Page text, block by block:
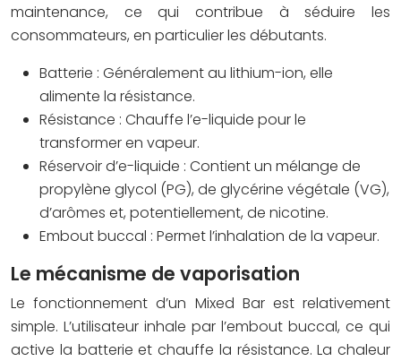
maintenance, ce qui contribue à séduire les
consommateurs, en particulier les débutants.
Batterie : Généralement au lithium-ion, elle
alimente la résistance.
Résistance : Chauffe l’e-liquide pour le
transformer en vapeur.
Réservoir d’e-liquide : Contient un mélange de
propylène glycol (PG), de glycérine végétale (VG),
d’arômes et, potentiellement, de nicotine.
Embout buccal : Permet l’inhalation de la vapeur.
Le mécanisme de vaporisation
Le fonctionnement d’un Mixed Bar est relativement
simple. L’utilisateur inhale par l’embout buccal, ce qui
active la batterie et chauffe la résistance. La chaleur